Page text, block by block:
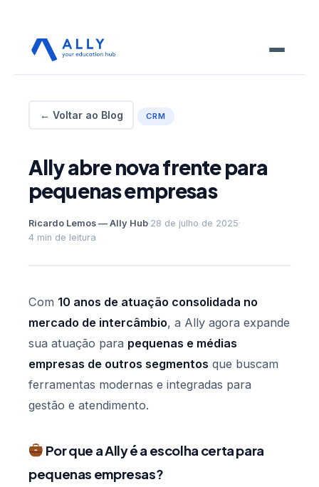
← Voltar ao Blog CRM
Ally abre nova frente para
pequenas empresas
Ricardo Lemos — Ally Hub·28 de julho de 2025·
4 min de leitura
Com 10 anos de atuação consolidada no
mercado de intercâmbio, a Ally agora expande
sua atuação para pequenas e médias
empresas de outros segmentos que buscam
ferramentas modernas e integradas para
gestão e atendimento.
Por que a Ally é a escolha certa para
pequenas empresas?